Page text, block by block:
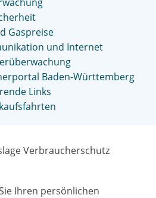
Gaspreise
und Internet
Baden-Württemberg
Links
Ihren persönlichen